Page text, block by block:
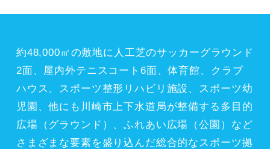
約48,000㎡の敷地に人工芝のサッカーグラウンド
2面、屋内外テニスコート6面、体育館、クラブ
ハウス、スポーツ整形リハビリ施設、スポーツ幼
児園、他にも川崎市上下水道局が整備する多目的
広場（グラウンド）、ふれあい広場（公園）など
さまざまな要素を盛り込んだ総合的なスポーツ拠